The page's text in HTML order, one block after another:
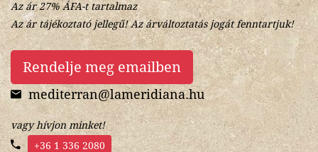
Az ár 27% ÁFA-t tartalmaz
Az ár tájékoztató jellegű! Az árváltoztatás jogát fenntartjuk!
Rendelje meg emailben
mediterran@lameridiana.hu
vagy hívjon minket!
+36 1 336 2080